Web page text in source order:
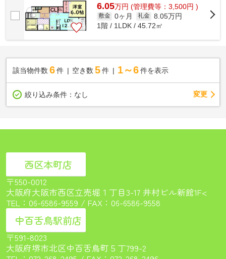
6.05万円 (管理費等：3,500円 )
敷金 0ヶ月 礼金 8.05万円
1階 / 1LDK / 45.72㎡
該当物件数 6件 空き数 5 件 1～6 件を表示
絞り込み条件： なし 変更
西区本町店
〒550-0012
大阪府大阪市西区立売堀１丁目3-17 井村ビル新館1F<
TEL： 06-6586-9559 / FAX：06-6586-9558
中百舌鳥駅前店
〒591-8023
大阪府堺市北区中百舌鳥町５丁799-2